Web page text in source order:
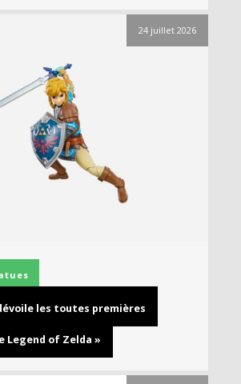
24 juillet 2026
les toutes premières
Legend of Zelda »